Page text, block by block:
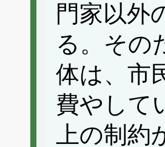
門家以外
る。その
体は、市
費やして
上の制